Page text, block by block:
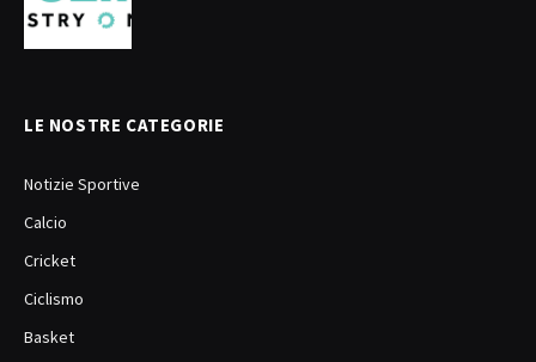
LE NOSTRE CATEGORIE
Notizie Sportive
Calcio
Cricket
Ciclismo
Basket